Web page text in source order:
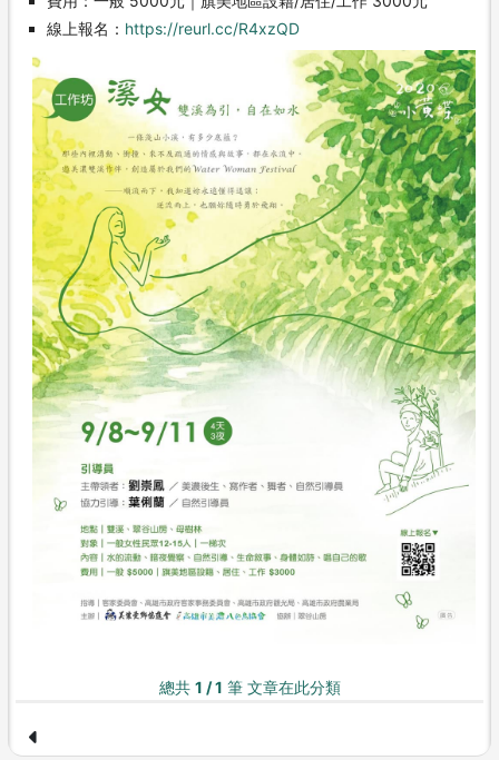
線上報名
https://reurl.cc/R4xzQD
總共 1 / 1 筆 文章在此分類